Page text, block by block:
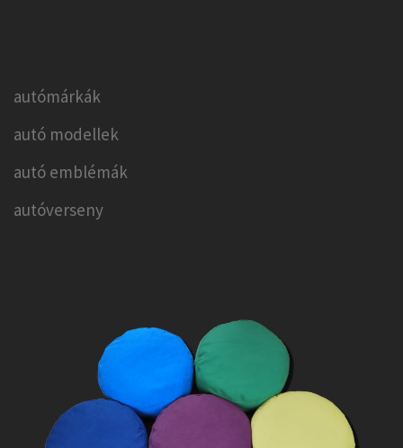
autómárkák
autó modellek
autó emblémák
autóverseny